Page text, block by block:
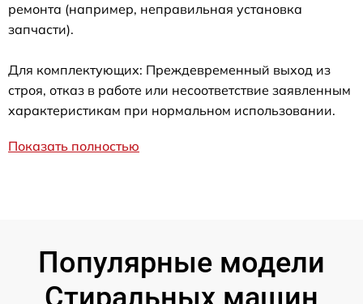
ремонта (например, неправильная установка
запчасти).
Для комплектующих: Преждевременный выход из
строя, отказ в работе или несоответствие заявленным
характеристикам при нормальном использовании.
Показать полностью
Популярные модели